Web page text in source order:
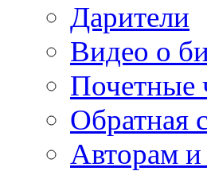
Дарители
Видео о
Почетные
Обратная
Авторам и